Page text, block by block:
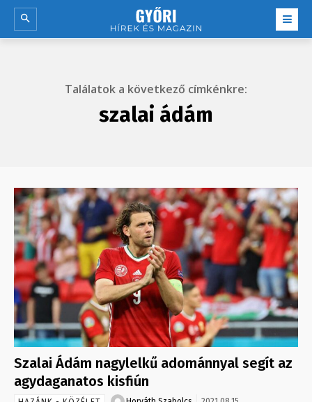
Találatok a következő címkénkre:
szalai ádám
Szalai Ádám nagylelkű adománnyal segít az
agydaganatos kisfiún